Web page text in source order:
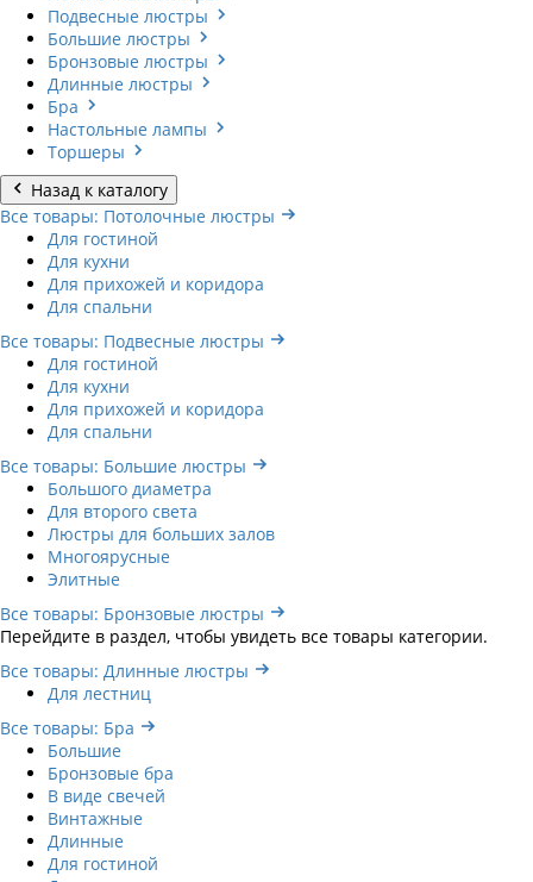
Подвесные люстры
Большие люстры
Бронзовые люстры
Длинные люстры
Бра
Настольные лампы
Торшеры
Назад к каталогу
Все товары: Потолочные люстры
Для гостиной
Для кухни
Для прихожей и коридора
Для спальни
Все товары: Подвесные люстры
Для гостиной
Для кухни
Для прихожей и коридора
Для спальни
Все товары: Большие люстры
Большого диаметра
Для второго света
Люстры для больших залов
Многоярусные
Элитные
Все товары: Бронзовые люстры
Перейдите в раздел, чтобы увидеть все товары категории.
Все товары: Длинные люстры
Для лестниц
Все товары: Бра
Большие
Бронзовые бра
В виде свечей
Винтажные
Длинные
Для гостиной